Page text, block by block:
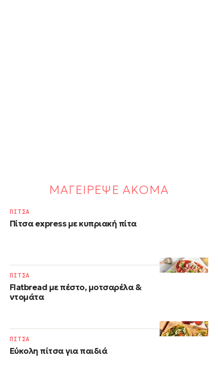
ΜΑΓΕΙΡΕΨΕ ΑΚΟΜΑ
Πίτσα express με κυπριακή πίτα
ΠΙΤΣΑ
Flatbread με πέστο, μοτσαρέλα &
ντομάτα
ΠΙΤΣΑ
Εύκολη πίτσα για παιδιά
ΠΙΤΣΑ